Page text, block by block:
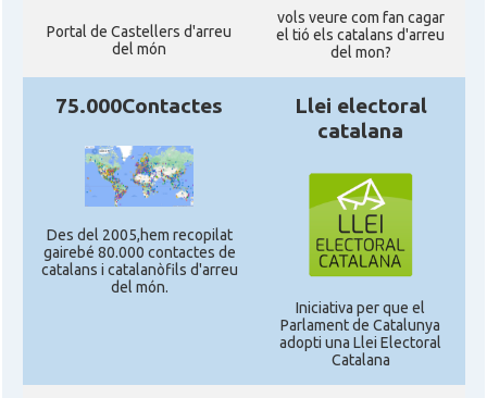
Portal de Castellers d'arreu
del món
vols veure com fan cagar
el tió els catalans d'arreu
del mon?
75.000Contactes
Des del 2005,hem recopilat
gairebé 80.000 contactes de
catalans i catalanòfils d'arreu
del món.
Llei electoral
catalana
Iniciativa per que el
Parlament de Catalunya
adopti una Llei Electoral
Catalana